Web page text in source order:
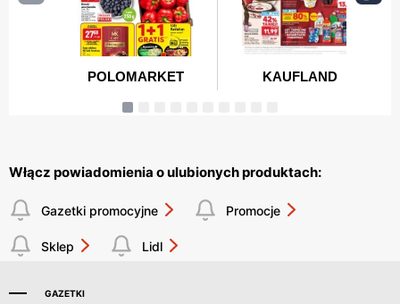
Włącz powiadomienia o ulubionych produktach:
Gazetki promocyjne Promocje
Sklep Lidl
GAZETKI